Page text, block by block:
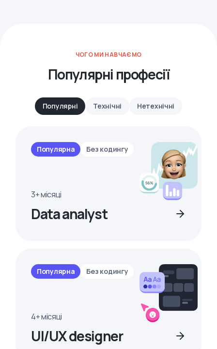
ЧОГО МИ НАВЧАЄМО
Популярні професії
Популярні Технічні Нетехнічні
Популярна Без кодингу
3+ місяці
Data analyst
Популярна Без кодингу
4+ місяці
UI/UX designer